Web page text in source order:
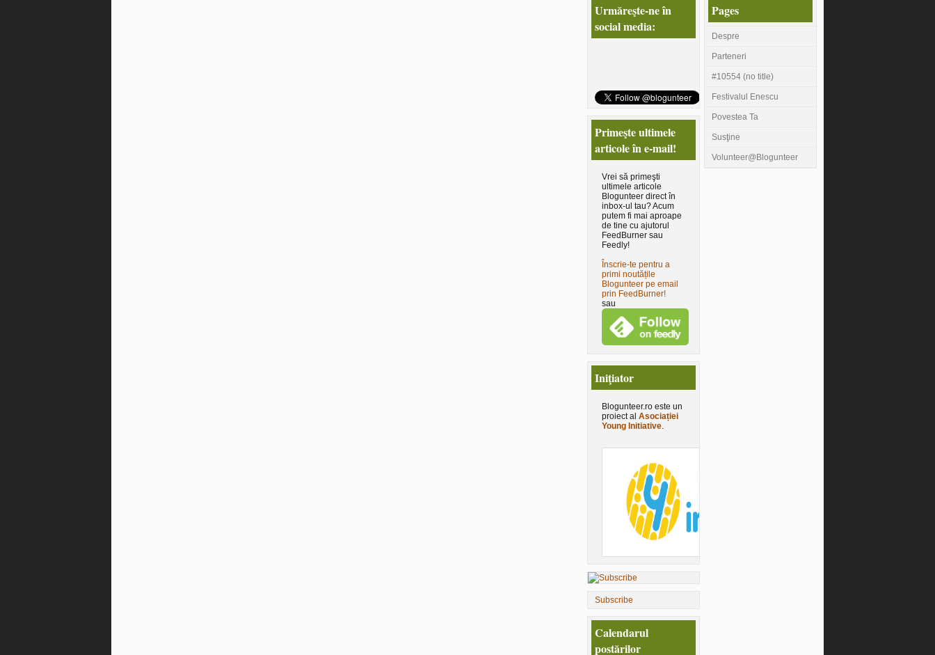
Urmăreşte-ne în
social media:
Primeşte ultimele
articole în e-mail!
Vrei să primeşti
ultimele articole
Blogunteer direct în
inbox-ul tau? Acum
putem fi mai aproape
de tine cu ajutorul
FeedBurner sau
Feedly!
Înscrie-te pentru a
primi noutățile
Blogunteer pe email
prin FeedBurner!
sau
Iniţiator
Blogunteer.ro este un
proiect al Asociației
Young Initiative.
Subscribe
Calendarul
postărilor
Pages
Despre
Parteneri
#10554 (no title)
Festivalul Enescu
Povestea Ta
Susţine
Volunteer@Blogunteer